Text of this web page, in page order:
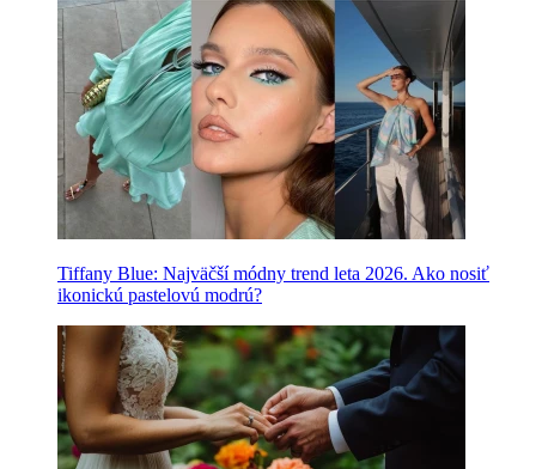
Tiffany Blue: Najväčší módny trend leta 2026. Ako nosiť
ikonickú pastelovú modrú?